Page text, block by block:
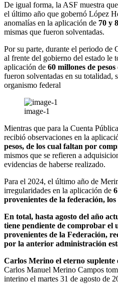
De igual forma, la ASF muestra
el último año que gobernó López
anomalías en la aplicación de 70 y
mismas que fueron solventadas.
Por su parte, durante el periodo de
al frente del gobierno del estado le
aplicación de 60 millones de
fueron solventadas en su totalidad,
organismo federal
image-1
Mientras que para la Cuenta
recibió observaciones en la
pesos, de los cual faltan por
mismos que se refieren a
evidencias de haberse realizado.
Para el 2024, el último año de
irregularidades en la aplicación de
provenientes de la federación,
En total, hasta agosto del año
tiene pendiente de comprobar el
provenientes de la Federación,
por la anterior administración
Carlos Merino el eterno suplente
Carlos Manuel Merino Campos
interino el martes 31 de agosto de